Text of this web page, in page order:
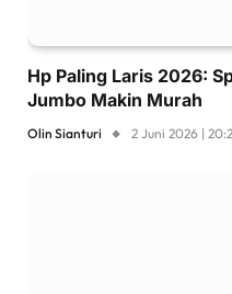
Hp Paling Laris 2026:
Jumbo Makin Murah
Olin Sianturi 2 Juni 2026 |